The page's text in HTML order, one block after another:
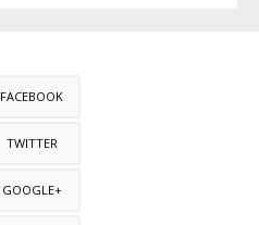
FACEBOOK
TWITTER
GOOGLE+